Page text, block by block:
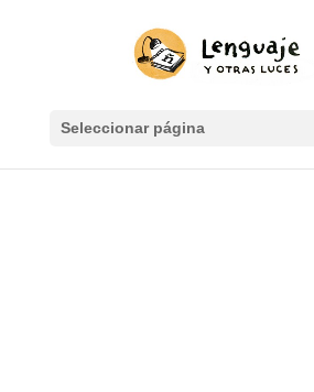
Seleccionar página